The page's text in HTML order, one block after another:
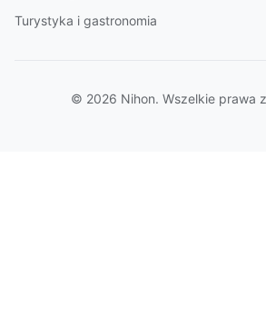
Turystyka i gastronomia
© 2026 Nihon. Wszelkie prawa